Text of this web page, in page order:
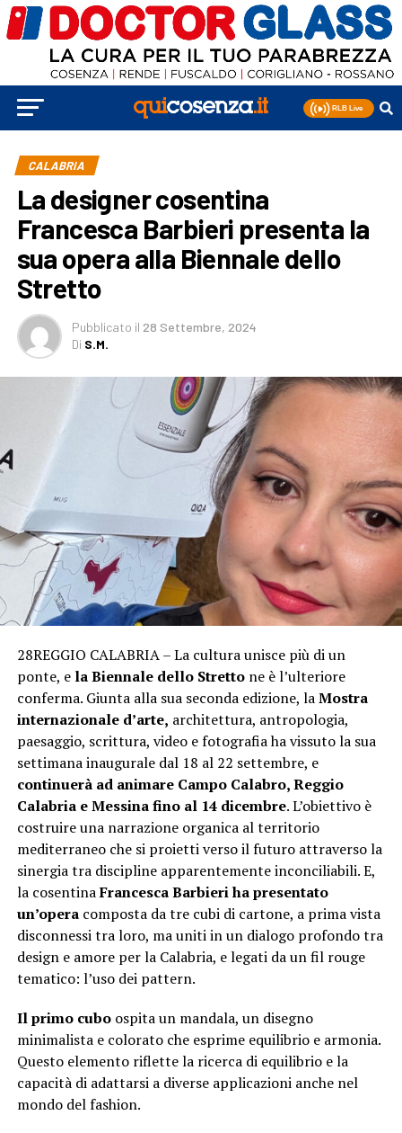
CALABRIA
La designer cosentina
Francesca Barbieri presenta la
sua opera alla Biennale dello
Stretto
Pubblicato il 28 Settembre, 2024
Di S.M.
28REGGIO CALABRIA – La cultura unisce più di un
ponte, e la Biennale dello Strettone è l’ulteriore
conferma. Giunta alla sua seconda edizione, laMostra
internazionale d’arte, architettura, antropologia,
paesaggio, scrittura, video e fotografia ha vissuto la sua
settimana inaugurale dal 18 al 22 settembre, e
continuerà ad animare Campo Calabro, Reggio
Calabria e Messina fino al 14 dicembre. L’obiettivo è
costruire una narrazione organica al territorio
mediterraneo che si proietti verso il futuro attraverso la
sinergia tra discipline apparentemente inconciliabili. E,
la cosentinaFrancesca Barbieri ha presentato
un’operacomposta da tre cubi di cartone, a prima vista
disconnessi tra loro, ma uniti in un dialogo profondo tra
design e amore per la Calabria, e legati da un fil rouge
tematico: l’uso dei pattern.
Il primo cuboospita un mandala, un disegno
minimalista e colorato che esprime equilibrio e armonia.
Questo elemento riflette la ricerca di equilibrio e la
capacità di adattarsi a diverse applicazioni anche nel
mondo del fashion.